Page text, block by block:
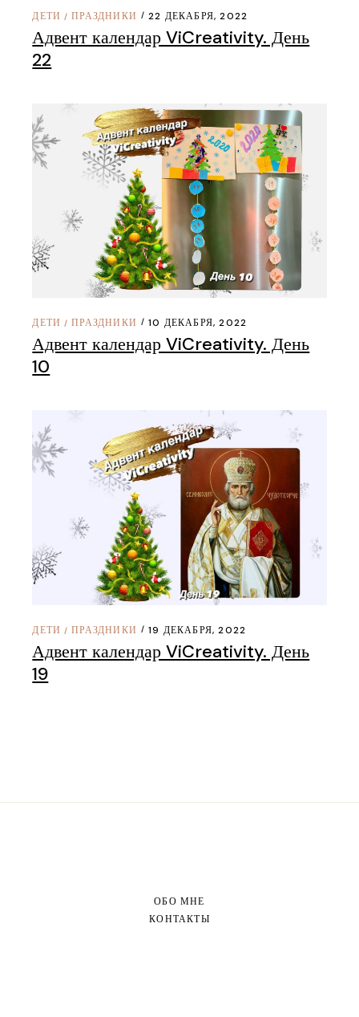
ДЕТИ /ПРАЗДНИКИ 22 ДЕКАБРЯ, 2022
Адвент календар ViCreativity. День
22
ДЕТИ /ПРАЗДНИКИ 10 ДЕКАБРЯ, 2022
Адвент календар ViCreativity. День
10
ДЕТИ /ПРАЗДНИКИ 19 ДЕКАБРЯ, 2022
Адвент календар ViCreativity. День
19
ОБО МНЕ
КОНТАКТЫ